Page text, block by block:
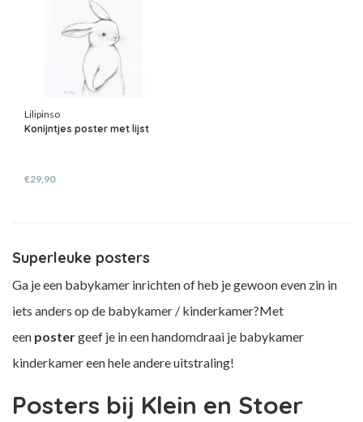
Lilipinso
Konijntjes poster met lijst
€29,90
Superleuke posters
Ga je een babykamer inrichten of heb je gewoon even zin in
iets anders op de babykamer / kinderkamer?Met
een postergeef je in een handomdraai je babykamer
kinderkamer een hele andere uitstraling!
Posters bij Klein en Stoer